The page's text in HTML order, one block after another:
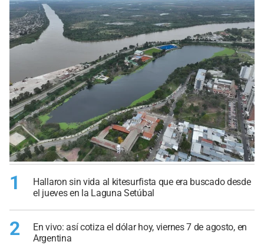
1
Hallaron sin vida al kitesurfista que era buscado desde
el jueves en la Laguna Setúbal
2
En vivo: así cotiza el dólar hoy, viernes 7 de agosto, en
Argentina